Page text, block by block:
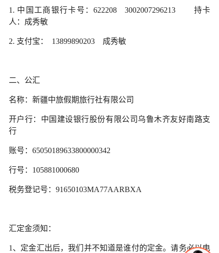
1. 中国工商银行卡号：622208 3002007296213 持卡
人：成秀敏
2. 支付宝： 13899890203 成秀敏
二、公汇
名称：新疆中旅假期旅行社有限公司
开户行：中国建设银行股份有限公司乌鲁木齐友好南路支
行
账号：65050189633800000342
行号：105881000680
税务登记号：91650103MA77AARBXA
汇定金须知：
1、 定金汇出后，我们并不知道是谁付的定金。请务必以电